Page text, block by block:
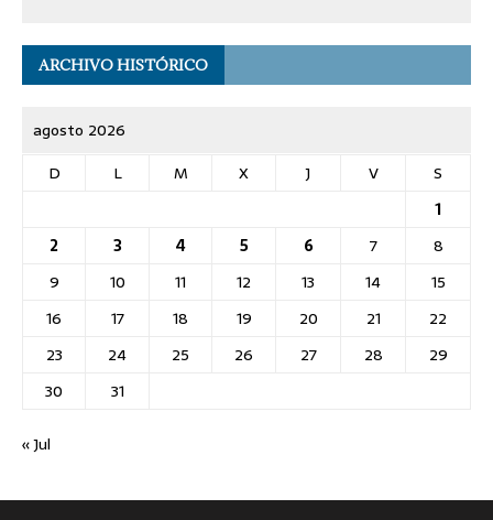
ARCHIVO HISTÓRICO
agosto 2026
D
L M X J V
S
1
2
3 4 5 6 7
8
9
10 11 12 13 14
15
16
17 18 19 20 21
22
23
24 25 26 27 28
29
30
31
« Jul